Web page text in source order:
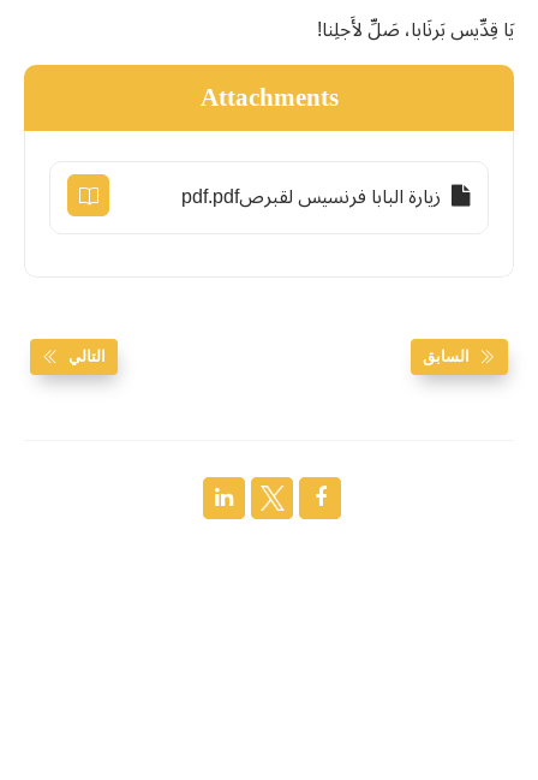
يَا قِدِّيس بَرنَابا، صَلِّ لأَجلِنا!
Attachments
زيارة البابا فرنسيس لقبرصpdf.pdf
السابق التالي